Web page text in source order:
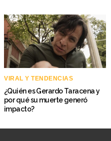
VIRAL Y TENDENCIAS
¿Quién es Gerardo Taracena y
por qué su muerte generó
impacto?